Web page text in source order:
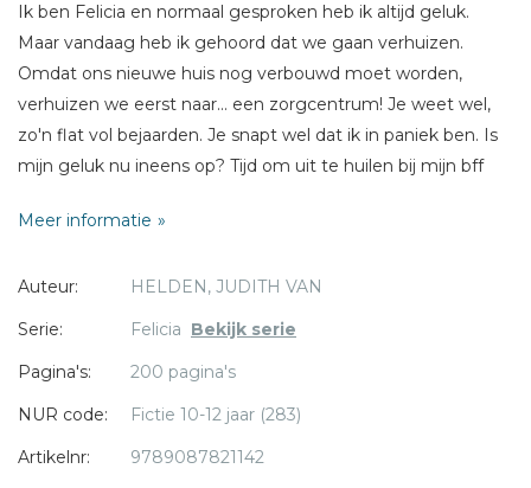
Ik ben Felicia en normaal gesproken heb ik altijd geluk.
Maar vandaag heb ik gehoord dat we gaan verhuizen.
Omdat ons nieuwe huis nog verbouwd moet worden,
verhuizen we eerst naar... een zorgcentrum! Je weet wel,
zo'n flat vol bejaarden. Je snapt wel dat ik in paniek ben. Is
mijn geluk nu ineens op? Tijd om uit te huilen bij mijn bff
illustraties van Iris Boter!
Felicia heeft altijd geluk
Felicia redt de dierentuin
Meer informatie
Auteur:
HELDEN, JUDITH VAN
Serie:
Felicia Bekijk serie
Pagina's:
200 pagina's
NUR code:
Fictie 10-12 jaar (283)
Artikelnr:
9789087821142
Sterren
Naam *
E-mail *
Titel *
Bericht *
* = verplicht